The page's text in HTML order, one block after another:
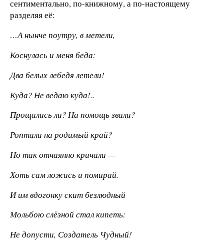
сентиментально, по-книжному, а по-настоящему
разделяя её:
…А нынче поутру, в метели,
Коснулась и меня беда:
Два белых лебедя летели!
Куда? Не ведаю куда!..
Прощались ли? На помощь звали?
Роптали на родимый край?
Но так отчаянно кричали —
Хоть сам ложись и помирай.
И им вдогонку скит безлюдный
Мольбою слёзной стал кипеть:
Не допусти, Создатель Чудный!